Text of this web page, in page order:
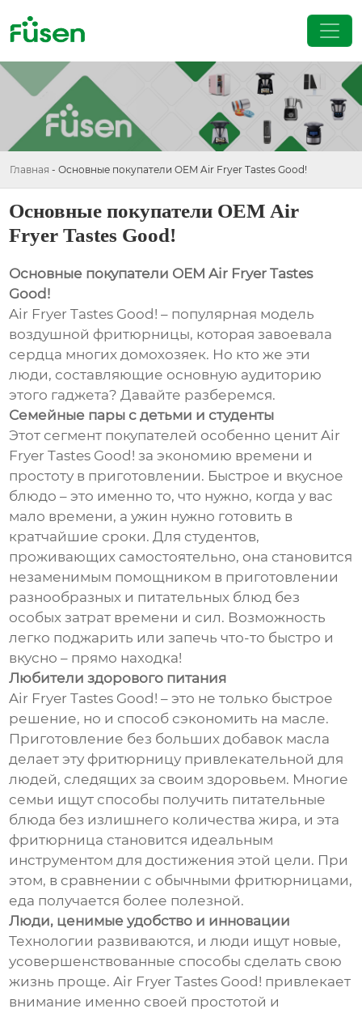
Главная - Основные покупатели OEM Air Fryer Tastes Good!
Основные покупатели OEM Air
Fryer Tastes Good!
Основные покупатели OEM Air Fryer Tastes
Good!
Air Fryer Tastes Good! – популярная модель
воздушной фритюрницы, которая завоевала
сердца многих домохозяек. Но кто же эти
люди, составляющие основную аудиторию
этого гаджета? Давайте разберемся.
Семейные пары с детьми и студенты
Этот сегмент покупателей особенно ценит Air
Fryer Tastes Good! за экономию времени и
простоту в приготовлении. Быстрое и вкусное
блюдо – это именно то, что нужно, когда у вас
мало времени, а ужин нужно готовить в
кратчайшие сроки. Для студентов,
проживающих самостоятельно, она становится
незаменимым помощником в приготовлении
разнообразных и питательных блюд без
особых затрат времени и сил. Возможность
легко поджарить или запечь что-то быстро и
вкусно – прямо находка!
Любители здорового питания
Air Fryer Tastes Good! – это не только быстрое
решение, но и способ сэкономить на масле.
Приготовление без больших добавок масла
делает эту фритюрницу привлекательной для
людей, следящих за своим здоровьем. Многие
семьи ищут способы получить питательные
блюда без излишнего количества жира, и эта
фритюрница становится идеальным
инструментом для достижения этой цели. При
этом, в сравнении с обычными фритюрницами,
еда получается более полезной.
Люди, ценимые удобство и инновации
Технологии развиваются, и люди ищут новые,
усовершенствованные способы сделать свою
жизнь проще. Air Fryer Tastes Good! привлекает
внимание именно своей простотой и